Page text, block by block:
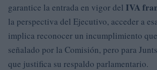
garantice la entrada en vigor del IVA
la perspectiva del Ejecutivo, acceder a
implica reconocer un incumplimiento
señalado por la Comisión, pero para
que justifica su respaldo parlamentario.